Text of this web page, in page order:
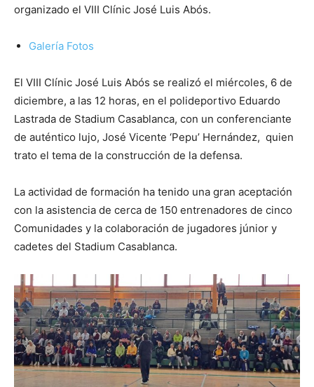
organizado el VIII Clínic José Luis Abós.
Galería Fotos
El VIII Clínic José Luis Abós se realizó el miércoles, 6 de
diciembre, a las 12 horas, en el polideportivo Eduardo
Lastrada de Stadium Casablanca, con un conferenciante
de auténtico lujo, José Vicente ‘Pepu’ Hernández, quien
trato el tema de la construcción de la defensa.
La actividad de formación ha tenido una gran aceptación
con la asistencia de cerca de 150 entrenadores de cinco
Comunidades y la colaboración de jugadores júnior y
cadetes del Stadium Casablanca.